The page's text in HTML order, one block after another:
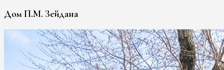
Дом П.М. Зейдана